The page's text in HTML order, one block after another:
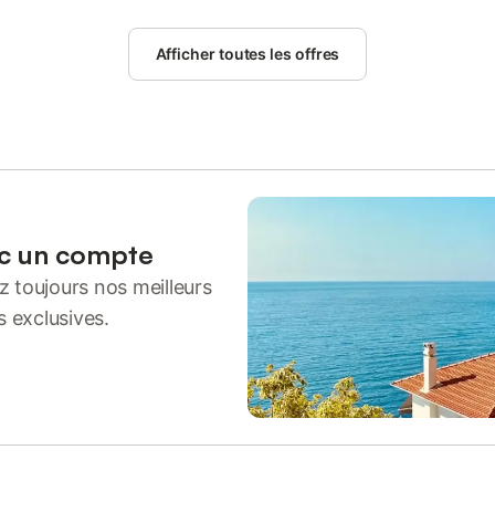
free WiFi and parking on-
at the holiday home
tub and spa facilities. This
access to a terrace and free
Afficher toutes les offres
un compte
toujours nos meilleurs
exclusives.